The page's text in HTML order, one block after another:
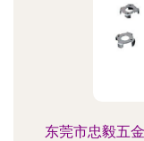
东莞市忠毅五